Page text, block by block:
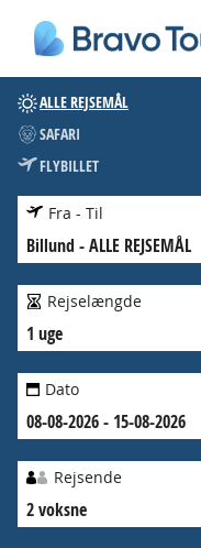
ALLE REJSEMÅL
SAFARI
FLYBILLET
Fra - Til
Billund -ALLE REJSEMÅL
Rejselængde
1 uge
Dato
08-08-2026 - 15-08-2026
Rejsende
2 voksne